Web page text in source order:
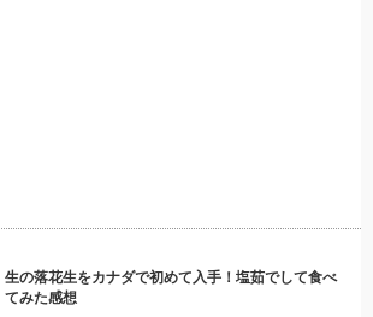
生の落花生をカナダで初めて入手！塩茹でして食べ
てみた感想